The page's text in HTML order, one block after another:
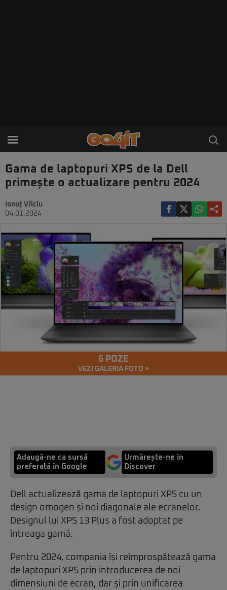
Gama de laptopuri XPS de la Dell
primește o actualizare pentru 2024
Ionuț Vîlciu
04.01.2024
6 POZE
VEZI GALERIA FOTO »
Adaugă-ne ca sursă
preferată în Google
Urmărește-ne in
Discover
Dell actualizează gama de laptopuri XPS cu un
design omogen și noi diagonale ale ecranelor.
Designul lui XPS 13 Plus a fost adoptat pe
întreaga gamă.
Pentru 2024, compania își reîmprospătează gama
de laptopuri XPS prin introducerea de noi
dimensiuni de ecran, dar și prin unificarea